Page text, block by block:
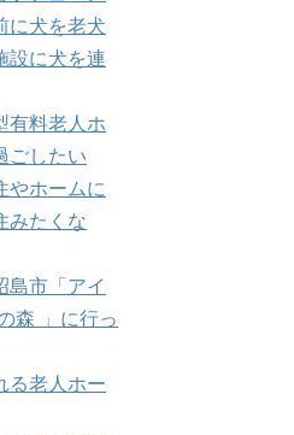
に犬を老犬
設に犬を連
有料老人ホ
したい
やホームに
たくな
市「アイ
森 」に行っ
る老人ホー